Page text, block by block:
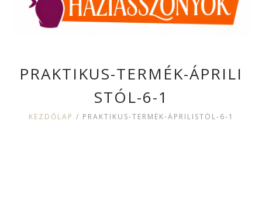
PRAKTIKUS-TERMÉK-ÁPRILI
STÓL-6-1
KEZDŐLAP / PRAKTIKUS-TERMÉK-ÁPRILISTÓL-6-1